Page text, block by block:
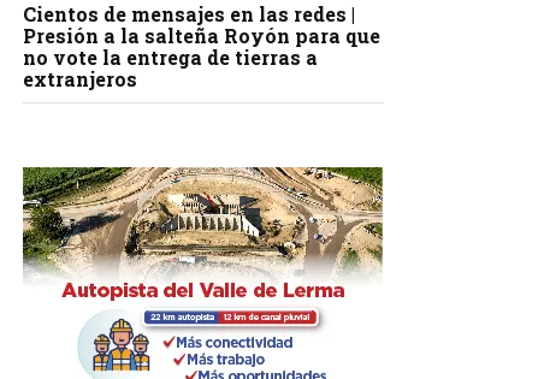
Cientos de mensajes en las redes |
Presión a la salteña Royón para que
no vote la entrega de tierras a
extranjeros